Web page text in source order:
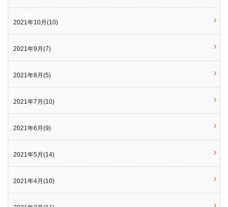
2021年10月(10)
2021年9月(7)
2021年8月(5)
2021年7月(10)
2021年6月(9)
2021年5月(14)
2021年4月(10)